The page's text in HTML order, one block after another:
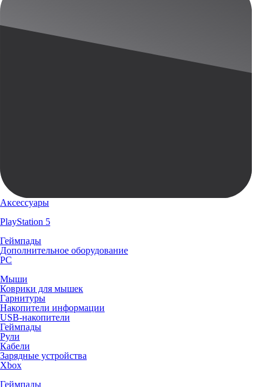
Аксессуары
PlayStation 5
Геймпады
Дополнительное оборудование
PC
Мыши
Коврики для мышек
Гарнитуры
Накопители информации
USB-накопители
Геймпады
Рули
Кабели
Зарядные устройства
Xbox
Геймпады